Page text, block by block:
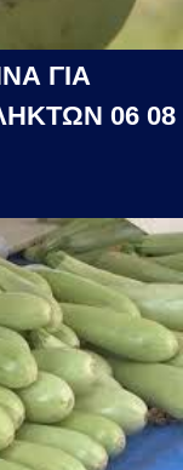
ΓΙΑ
06 08